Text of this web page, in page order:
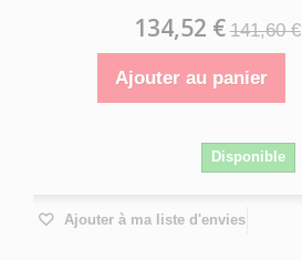
134,52 € 141,60 €
Ajouter au panier
Disponible
Ajouter à ma liste d'envies